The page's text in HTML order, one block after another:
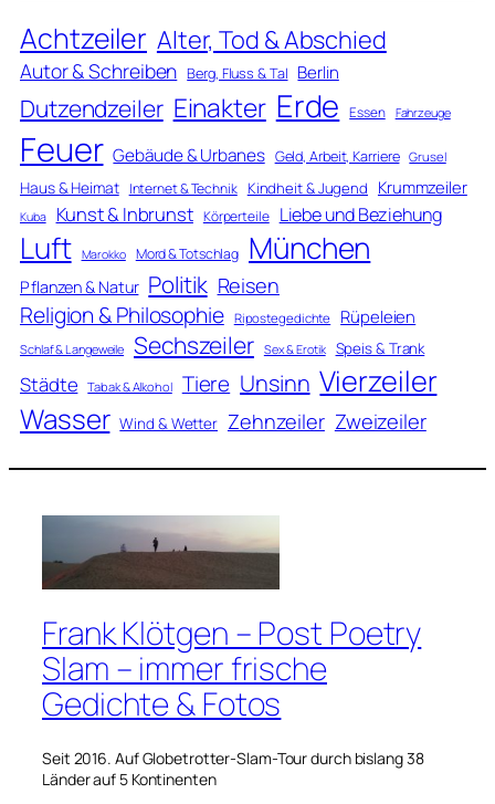
Achtzeiler Alter, Tod & Abschied
Autor & Schreiben Berg, Fluss & Tal Berlin
Dutzendzeiler Einakter Erde Essen Fahrzeuge
Feuer Gebäude & Urbanes Geld, Arbeit, Karriere Grusel
Haus & Heimat Internet & Technik Kindheit & Jugend Krummzeiler
Kuba Kunst & Inbrunst Körperteile Liebe und Beziehung
Luft Marokko Mord & Totschlag München
Pflanzen & Natur Politik Reisen
Religion & Philosophie Ripostegedichte Rüpeleien
Schlaf & Langeweile Sechszeiler Sex & Erotik Speis & Trank
Städte Tabak & Alkohol Tiere Unsinn Vierzeiler
Wasser Wind & Wetter Zehnzeiler Zweizeiler
Frank Klötgen – Post Poetry
Slam – immer frische
Gedichte & Fotos
Seit 2016. Auf Globetrotter-Slam-Tour durch bislang 38
Länder auf 5 Kontinenten